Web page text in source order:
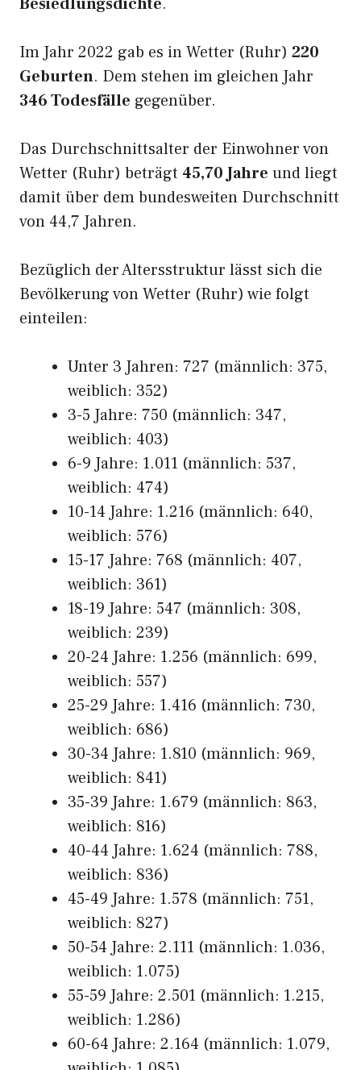
Im Jahr 2022 gab es in Wetter (Ruhr) 220
Geburten. Dem stehen im gleichen Jahr
346 Todesfälle gegenüber.
Das Durchschnittsalter der Einwohner von
Wetter (Ruhr) beträgt 45,70 Jahre und liegt
damit über dem bundesweiten Durchschnitt
von 44,7 Jahren.
Bezüglich der Altersstruktur lässt sich die
Bevölkerung von Wetter (Ruhr) wie folgt
einteilen:
Unter 3 Jahren: 727 (männlich: 375,
weiblich: 352)
3-5 Jahre: 750 (männlich: 347,
weiblich: 403)
6-9 Jahre: 1.011 (männlich: 537,
weiblich: 474)
10-14 Jahre: 1.216 (männlich: 640,
weiblich: 576)
15-17 Jahre: 768 (männlich: 407,
weiblich: 361)
18-19 Jahre: 547 (männlich: 308,
weiblich: 239)
20-24 Jahre: 1.256 (männlich: 699,
weiblich: 557)
25-29 Jahre: 1.416 (männlich: 730,
weiblich: 686)
30-34 Jahre: 1.810 (männlich: 969,
weiblich: 841)
35-39 Jahre: 1.679 (männlich: 863,
weiblich: 816)
40-44 Jahre: 1.624 (männlich: 788,
weiblich: 836)
45-49 Jahre: 1.578 (männlich: 751,
weiblich: 827)
50-54 Jahre: 2.111 (männlich: 1.036,
weiblich: 1.075)
55-59 Jahre: 2.501 (männlich: 1.215,
weiblich: 1.286)
60-64 Jahre: 2.164 (männlich: 1.079,